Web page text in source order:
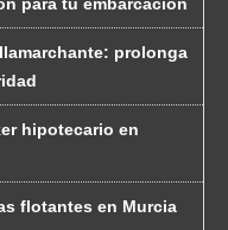
prolonga
hipotecario en
flotantes en Murcia